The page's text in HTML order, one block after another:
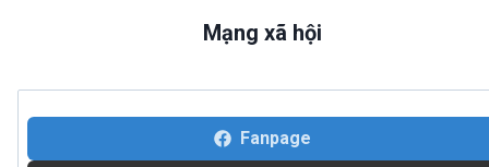
Mạng xã hội
Fanpage